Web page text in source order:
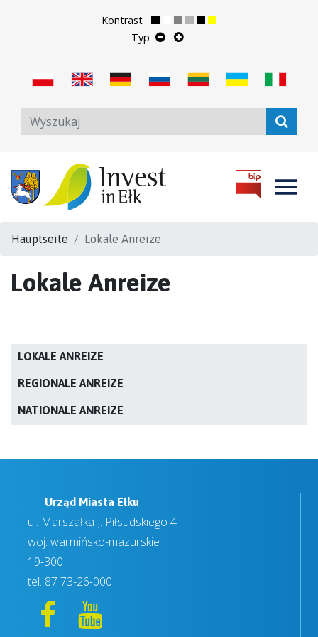
Kontrast
Typ
Hauptseite Lokale Anreize
Lokale Anreize
LOKALE ANREIZE
REGIONALE ANREIZE
NATIONALE ANREIZE
Urząd Miasta Ełku
ul. Marszałka J. Piłsudskiego 4
woj. warmińsko-mazurskie
19-300
tel. 87 73-26-000